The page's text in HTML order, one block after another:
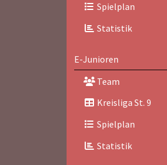
Spielplan
Statistik
E-Junioren
Team
Kreisliga St. 9
Spielplan
Statistik